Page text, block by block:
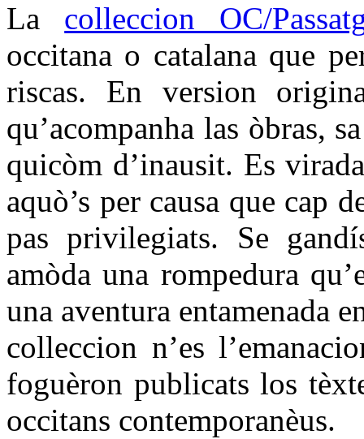
La colleccion OC/
occitana o catalana que
riscas. En version
qu’acompanha las òbras,
quicòm d’inausit. Es
aquò’s per causa que cap
pas privilegiats. Se
amòda una rompedura
una aventura entamenada
colleccion n’es
foguèron publicats los
occitans contemporanèus.